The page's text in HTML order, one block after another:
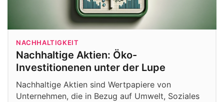
NACHHALTIGKEIT
Nachhaltige Aktien: Öko-
Investitionenen unter der Lupe
Nachhaltige Aktien sind Wertpapiere von
Unternehmen, die in Bezug auf Umwelt, Soziales